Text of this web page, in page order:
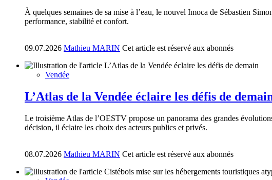
À quelques semaines de sa mise à l’eau, le nouvel Imoca de Sébastien
performance, stabilité et confort.
09.07.2026 Mathieu MARIN Cet article est réservé aux abonnés
Vendée
L’Atlas de la Vendée éclaire les défis de
Le troisième Atlas de l’OESTV propose un panorama des grandes
décision, il éclaire les choix des acteurs publics et privés.
08.07.2026 Mathieu MARIN Cet article est réservé aux abonnés